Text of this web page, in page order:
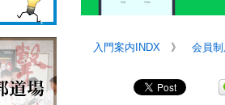
入門案内INDX 》 会員